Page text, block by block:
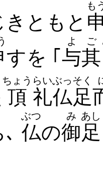
ともと
も
すを ｢ 与
よ
其
ご
頂
ちょう
礼
らい
仏足
ぶっそく
仏
ぶつ
の御
み
足
あし